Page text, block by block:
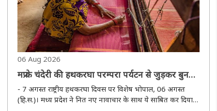
06 Aug 2026
मप्र के चंदेरी की हथकरघा परम्परा पर्यटन से जुड़कर बुन
रही है नई पहचान
- 7 अगस्त राष्ट्रीय हथकरघा दिवस पर विशेष भोपाल, 06 अगस्त
(हि.स.)। मध्य प्रदेश ने नित नए नावाचार के साथ ये साबित कर दिया है